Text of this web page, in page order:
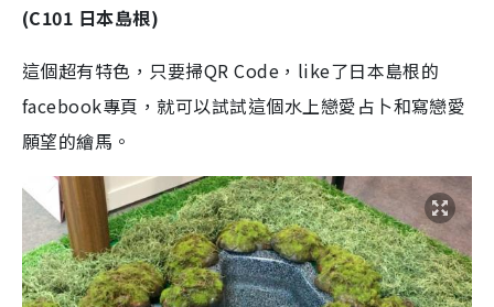
(C101 日本島根)
這個超有特色，只要掃QR Code，like了日本島根的
facebook專頁，就可以試試這個水上戀愛占卜和寫戀愛
願望的繪馬。